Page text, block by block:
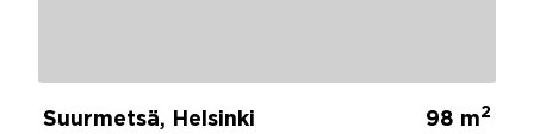
Suurmetsä, Helsinki 98 m2